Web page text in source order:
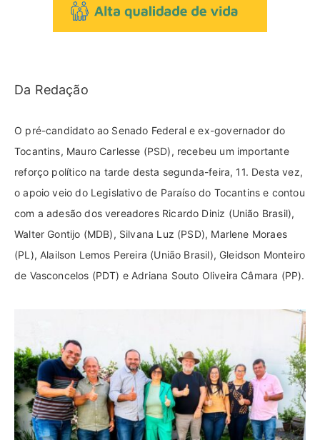
Da Redação
O pré-candidato ao Senado Federal e ex-governador do
Tocantins, Mauro Carlesse (PSD), recebeu um importante
reforço político na tarde desta segunda-feira, 11. Desta vez,
o apoio veio do Legislativo de Paraíso do Tocantins e contou
com a adesão dos vereadores Ricardo Diniz (União Brasil),
Walter Gontijo (MDB), Silvana Luz (PSD), Marlene Moraes
(PL), Alailson Lemos Pereira (União Brasil), Gleidson Monteiro
de Vasconcelos (PDT) e Adriana Souto Oliveira Câmara (PP).